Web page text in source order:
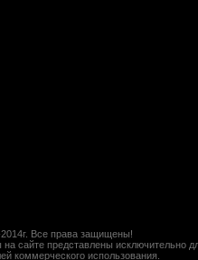
Все права защищены!
сайте представлены исключительно
коммерческого использования.